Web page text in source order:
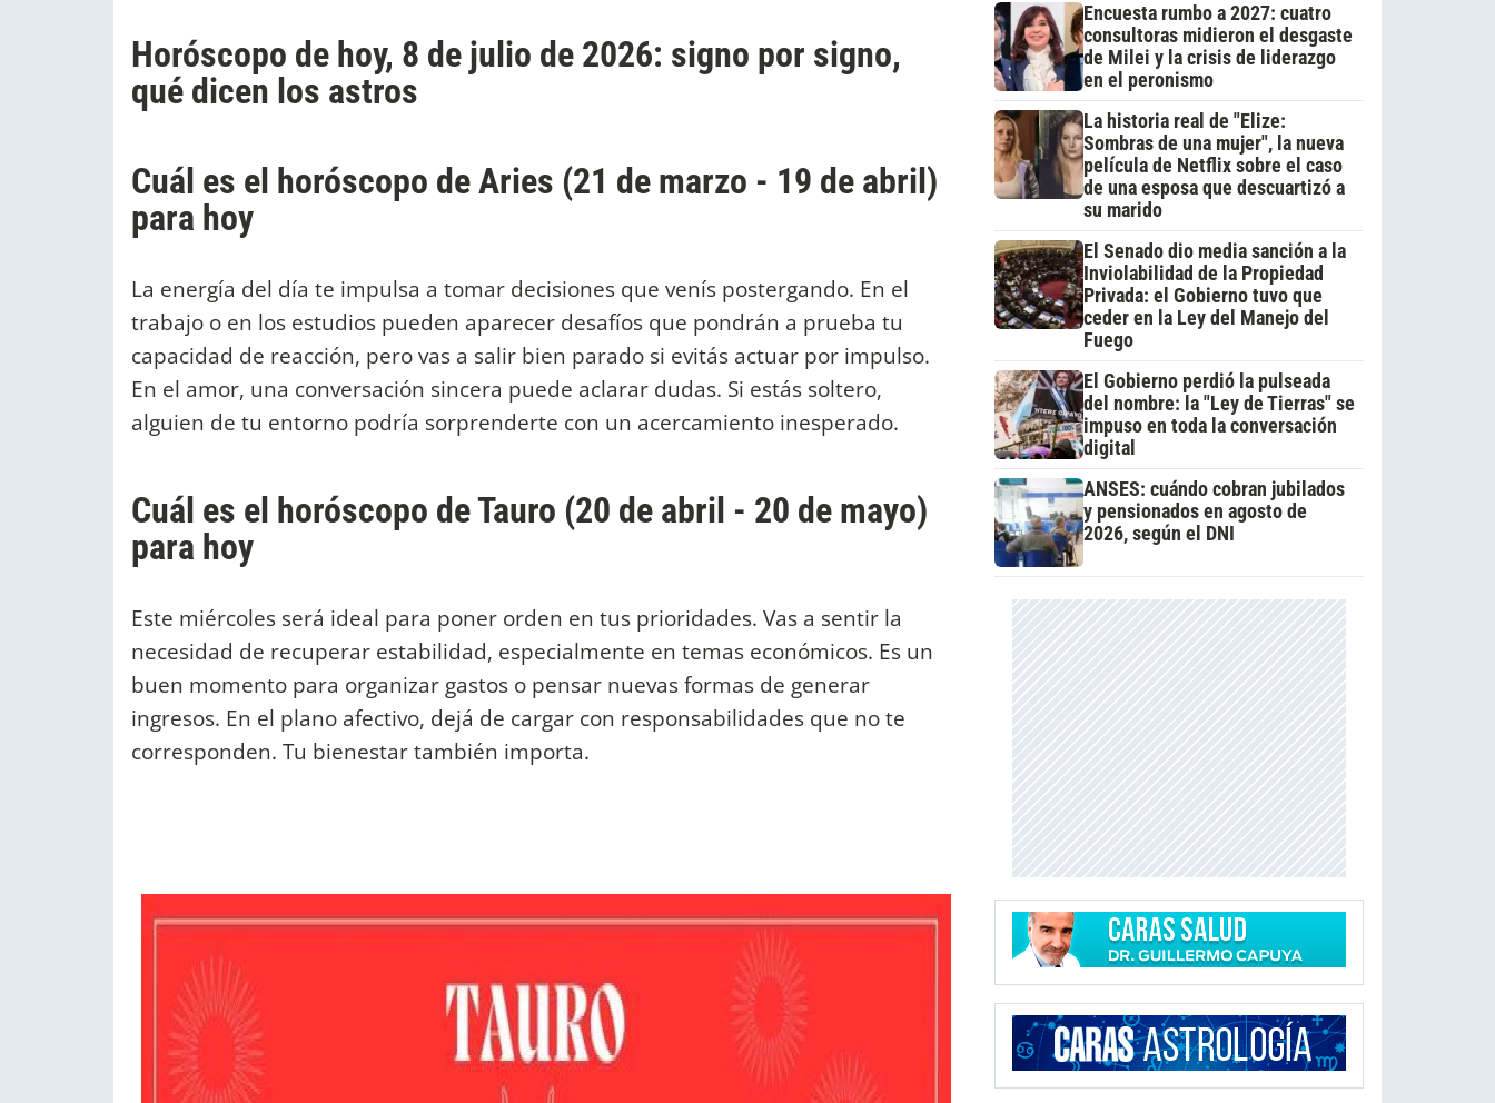
Horóscopo de hoy, 8 de julio de 2026: signo por signo,
qué dicen los astros
Cuál es el horóscopo de Aries (21 de marzo - 19 de abril)
para hoy
La energía del día te impulsa a tomar decisiones que venís postergando. En el
trabajo o en los estudios pueden aparecer desafíos que pondrán a prueba tu
capacidad de reacción, pero vas a salir bien parado si evitás actuar por impulso.
En el amor, una conversación sincera puede aclarar dudas. Si estás soltero,
alguien de tu entorno podría sorprenderte con un acercamiento inesperado.
Cuál es el horóscopo de Tauro (20 de abril - 20 de mayo)
para hoy
Este miércoles será ideal para poner orden en tus prioridades. Vas a sentir la
necesidad de recuperar estabilidad, especialmente en temas económicos. Es un
buen momento para organizar gastos o pensar nuevas formas de generar
ingresos. En el plano afectivo, dejá de cargar con responsabilidades que no te
corresponden. Tu bienestar también importa.
Encuesta rumbo a 2027: cuatro
consultoras midieron el desgaste
de Milei y la crisis de liderazgo
en el peronismo
La historia real de "Elize:
Sombras de una mujer", la nueva
película de Netflix sobre el caso
de una esposa que descuartizó a
su marido
El Senado dio media sanción a la
Inviolabilidad de la Propiedad
Privada: el Gobierno tuvo que
ceder en la Ley del Manejo del
Fuego
El Gobierno perdió la pulseada
del nombre: la "Ley de Tierras" se
impuso en toda la conversación
digital
ANSES: cuándo cobran jubilados
y pensionados en agosto de
2026, según el DNI